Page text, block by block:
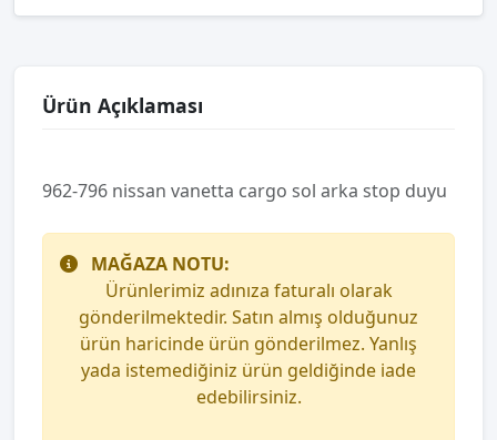
Ürün Açıklaması
962-796 nissan vanetta cargo sol arka stop duyu
MAĞAZA NOTU:
Ürünlerimiz adınıza faturalı olarak
gönderilmektedir. Satın almış olduğunuz
ürün haricinde ürün gönderilmez. Yanlış
yada istemediğiniz ürün geldiğinde iade
edebilirsiniz.